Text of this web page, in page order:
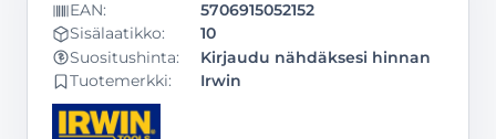
EAN:
5706915052152
Sisälaatikko:
10
Suositushinta:
Kirjaudu nähdäksesi hinnan
Tuotemerkki: Irwin